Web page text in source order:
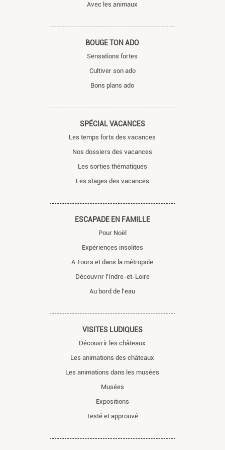
Avec les animaux
BOUGE TON ADO
Sensations fortes
Cultiver son ado
Bons plans ado
SPÉCIAL VACANCES
Les temps forts des vacances
Nos dossiers des vacances
Les sorties thématiques
Les stages des vacances
ESCAPADE EN FAMILLE
Pour Noël
Expériences insolites
A Tours et dans la métropole
Découvrir l'Indre-et-Loire
Au bord de l'eau
VISITES LUDIQUES
Découvrir les châteaux
Les animations des châteaux
Les animations dans les musées
Musées
Expositions
Testé et approuvé